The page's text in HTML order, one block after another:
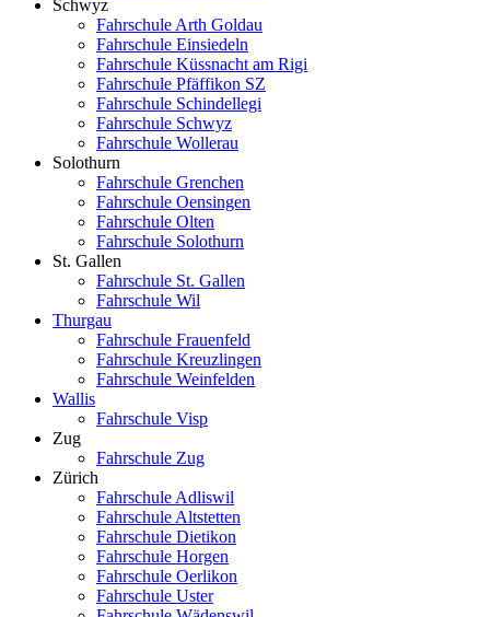
Schwyz
Fahrschule Arth Goldau
Fahrschule Einsiedeln
Fahrschule Küssnacht am Rigi
Fahrschule Pfäffikon SZ
Fahrschule Schindellegi
Fahrschule Schwyz
Fahrschule Wollerau
Solothurn
Fahrschule Grenchen
Fahrschule Oensingen
Fahrschule Olten
Fahrschule Solothurn
St. Gallen
Fahrschule St. Gallen
Fahrschule Wil
Thurgau
Fahrschule Frauenfeld
Fahrschule Kreuzlingen
Fahrschule Weinfelden
Wallis
Fahrschule Visp
Zug
Fahrschule Zug
Zürich
Fahrschule Adliswil
Fahrschule Altstetten
Fahrschule Dietikon
Fahrschule Horgen
Fahrschule Oerlikon
Fahrschule Uster